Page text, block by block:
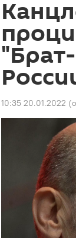
10:35 20.01.2022